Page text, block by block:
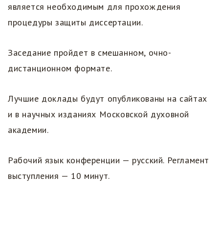
является необходимым для прохождения
процедуры защиты диссертации.
Заседание пройдет в смешанном, очно-
дистанционном формате.
Лучшие доклады будут опубликованы на сайтах
и в научных изданиях Московской духовной
академии.
Рабочий язык конференции — русский. Регламент
выступления — 10 минут.